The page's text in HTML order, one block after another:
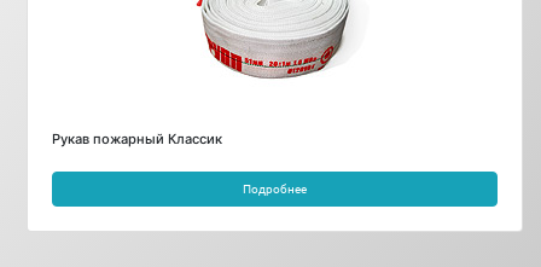
Рукав пожарный Классик
Подробнее